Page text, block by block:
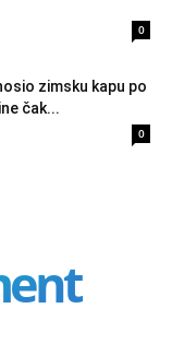
0
zimsku kapu po
čak...
0